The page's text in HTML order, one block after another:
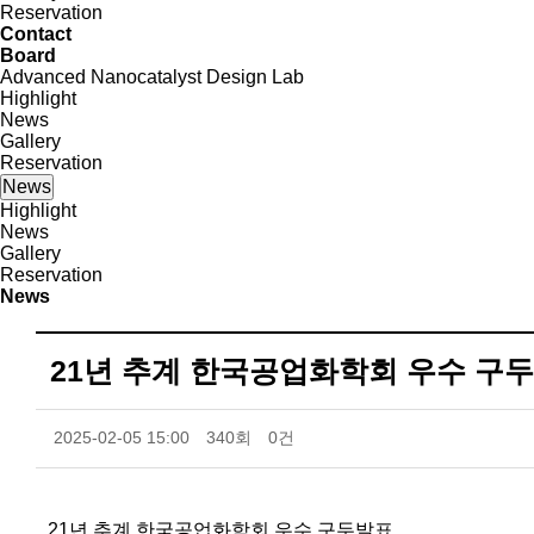
Reservation
Contact
Board
Advanced Nanocatalyst Design Lab
Highlight
News
Gallery
Reservation
News
Highlight
News
Gallery
Reservation
News
21년 추계 한국공업화학회 우수 구
2025-02-05 15:00 340회 0건
21년 추계 한국공업화학회 우수 구두발표